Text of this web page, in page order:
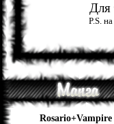
Для
P.S.
Rosario+Vampire